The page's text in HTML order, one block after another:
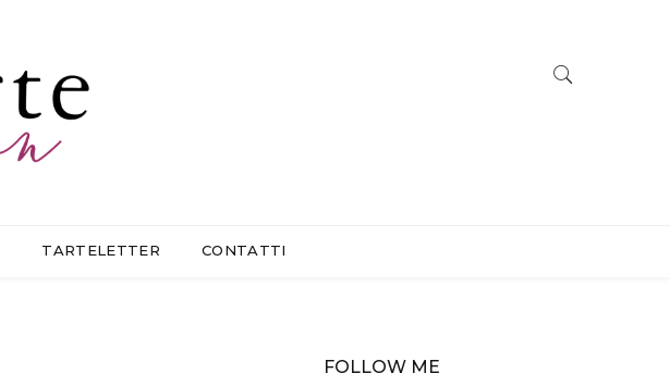
TARTELETTER CONTATTI
FOLLOW ME